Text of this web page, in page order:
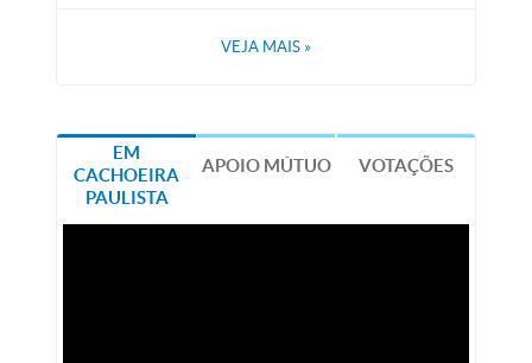
VEJA MAIS »
EM
CACHOEIRA
PAULISTA
APOIO MÚTUO VOTAÇÕES